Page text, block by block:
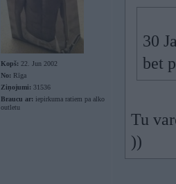
Kopš: 22. Jun 2002
No: Rīga
Ziņojumi: 31536
Braucu ar: iepirkuma ratiem pa alko
outletu
30
bet
Tu
))